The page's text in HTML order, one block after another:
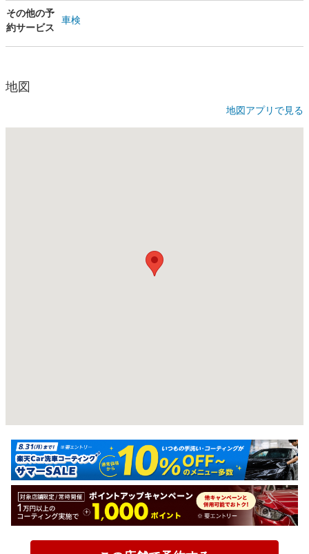
その他の予
約サービス
車検
地図
地図アプリで見る